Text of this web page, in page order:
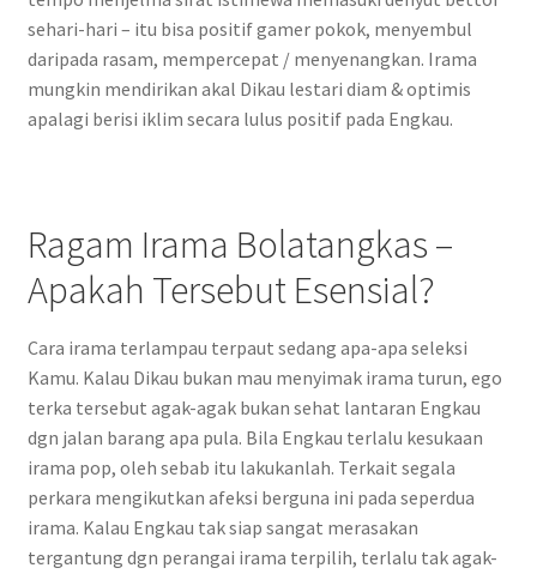
sehari-hari – itu bisa positif gamer pokok, menyembul
daripada rasam, mempercepat / menyenangkan. Irama
mungkin mendirikan akal Dikau lestari diam & optimis
apalagi berisi iklim secara lulus positif pada Engkau.
Ragam Irama Bolatangkas –
Apakah Tersebut Esensial?
Cara irama terlampau terpaut sedang apa-apa seleksi
Kamu. Kalau Dikau bukan mau menyimak irama turun, ego
terka tersebut agak-agak bukan sehat lantaran Engkau
dgn jalan barang apa pula. Bila Engkau terlalu kesukaan
irama pop, oleh sebab itu lakukanlah. Terkait segala
perkara mengikutkan afeksi berguna ini pada seperdua
irama. Kalau Engkau tak siap sangat merasakan
tergantung dgn perangai irama terpilih, terlalu tak agak-